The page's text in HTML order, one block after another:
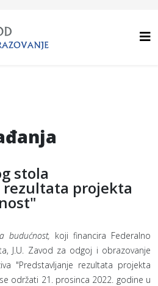
stola
projekta
budućnost, koji financira Federalno
J.U. Zavod za odgoj i obrazovanje
"Predstavljanje rezultata projekta
održati 21. prosinca 2022. godine u